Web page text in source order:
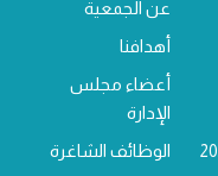
عن الجمعية
أهدافنا
أعضاء مجلس
الإدارة
الوظائف الشاغرة